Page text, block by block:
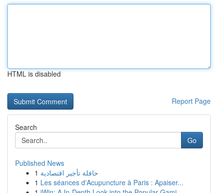
HTML is disabled
Report Page
Search
Go
Published News
1 حافلة تأجير اقتصادية
1 Les séances d'Acupuncture à Paris : Apaiser...